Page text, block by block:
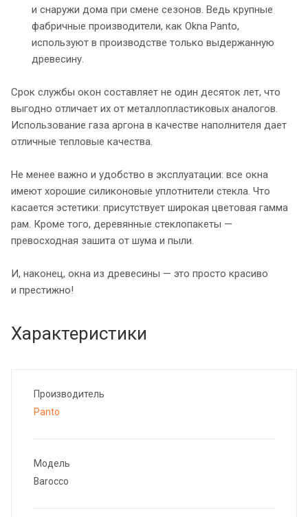
и снаружи дома при смене сезонов. Ведь крупные
фабричные производители, как Okna Panto,
используют в производстве только выдержанную
древесину.
Срок службы окон составляет не один десяток лет, что
выгодно отличает их от металлопластиковых аналогов.
Использование газа аргона в качестве наполнителя дает
отличные тепловые качества.
Не менее важно и удобство в эксплуатации: все окна
имеют хорошие силиконовые уплотнители стекла. Что
касается эстетики: присутствует широкая цветовая гамма
рам. Кроме того, деревянные стеклопакеты —
превосходная зашита от шума и пыли.
И, наконец, окна из древесины — это просто красиво
и престижно!
Характеристики
Производитель
Panto
Модель
Barocco